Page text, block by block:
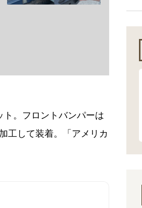
。フロントバンパーは
工して装着。「アメリカ